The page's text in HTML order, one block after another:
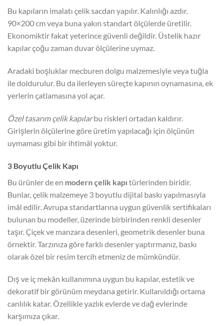
Bu kapıların imalatı çelik sacdan yapılır. Kalınlığı azdır.
90×200 cm veya buna yakın standart ölçülerde üretilir.
Ekonomiktir fakat yeterince güvenli değildir. Üstelik hazır
kapılar çoğu zaman duvar ölçülerine uymaz.
Aradaki boşluklar mecburen dolgu malzemesiyle veya tuğla
ile doldurulur. Bu da ilerleyen süreçte kapının oynamasına, ek
yerlerin çatlamasına yol açar.
Özel tasarım çelik kapılarbu riskleri ortadan kaldırır.
Girişlerin ölçülerine göre üretim yapılacağı için ölçünün
uymaması gibi bir ihtimâl yoktur.
3 Boyutlu Çelik Kapı
Bu ürünler de en modern çelik kapı türlerinden biridir.
Bunlar, çelik malzemeye 3 boyutlu dijital baskı yapılmasıyla
imâl edilir. Avrupa standartlarına uygun güvenlik sertifikaları
bulunan bu modeller, üzerinde birbirinden renkli desenler
taşır. Çiçek ve manzara desenleri, geometrik desenler buna
örnektir. Tarzınıza göre farklı desenler yaptırmanız, baskı
olarak özel bir resim tercih etmeniz de mümkündür.
Dış ve iç mekân kullanımına uygun bu kapılar, estetik ve
dekoratif bir görünüm meydana getirir. Kullanıldığı ortama
canlılık katar. Özellikle yazlık evlerde ve dağ evlerinde
karşımıza çıkar.